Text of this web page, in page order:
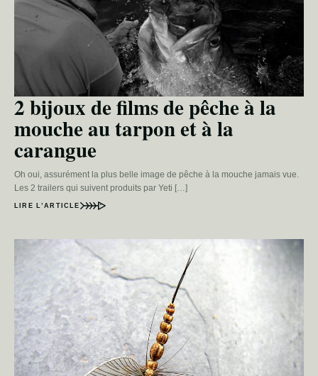
2 bijoux de films de pêche à la
mouche au tarpon et à la
carangue
Oh oui, assurément la plus belle image de pêche à la mouche jamais vue.
Les 2 trailers qui suivent produits par Yeti […]
LIRE L’ARTICLE